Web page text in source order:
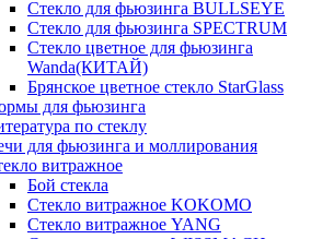
Стекло для фьюзинга BULLSEYE
Стекло для фьюзинга SPECTRUM
Стекло цветное для фьюзинга
Wanda(КИТАЙ)
Брянское цветное стекло StarGlass
для фьюзинга
по стеклу
для фьюзинга и моллирования
витражное
Бой стекла
Стекло витражное KOKOMO
Стекло витражное YANG